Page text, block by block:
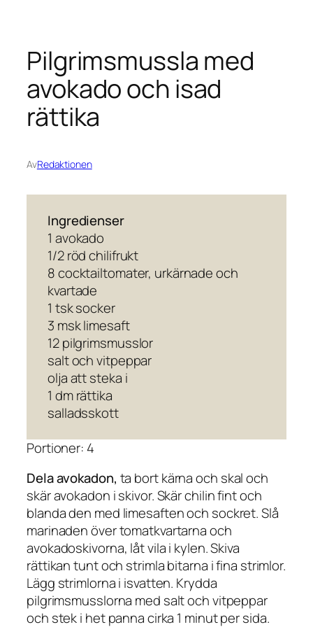
Pilgrimsmussla med
avokado och isad
rättika
AvRedaktionen
Ingredienser
1 avokado
1/2 röd chilifrukt
8 cocktailtomater, urkärnade och
kvartade
1 tsk socker
3 msk limesaft
12 pilgrimsmusslor
salt och vitpeppar
olja att steka i
1 dm rättika
salladsskott
Portioner: 4
Dela avokadon, ta bort kärna och skal och
skär avokadon i skivor. Skär chilin fint och
blanda den med limesaften och sockret. Slå
marinaden över tomatkvartarna och
avokadoskivorna, låt vila i kylen. Skiva
rättikan tunt och strimla bitarna i fina strimlor.
Lägg strimlorna i isvatten. Krydda
pilgrimsmusslorna med salt och vitpeppar
och stek i het panna cirka 1 minut per sida.